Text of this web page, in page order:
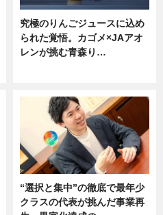
究極のりんごジュースに込め
られた覚悟。カゴメ×JAアオ
レンが挑む青森り…
“選択と集中”の徹底で最年少
クラスの代表が挑んだ事業再